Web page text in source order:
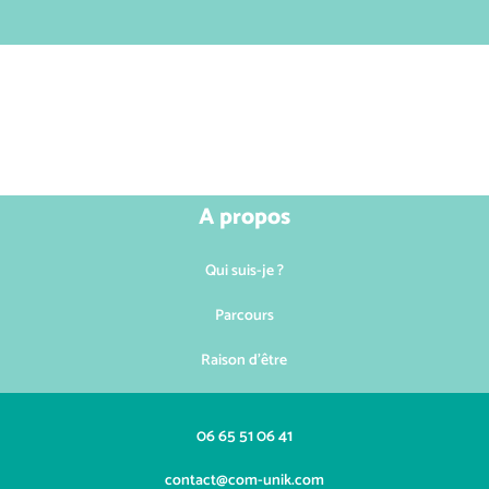
A propos
Qui suis-je ?
Parcours
Raison d'être
06 65 51 06 41
contact@com-unik.com